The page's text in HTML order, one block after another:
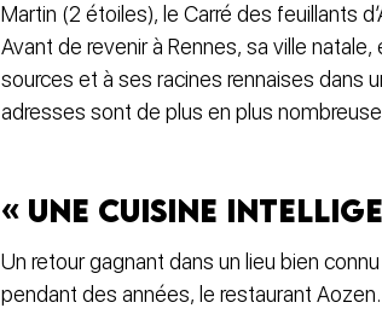
Martin (2 étoiles), le Carré des feuillants
Avant de revenir à Rennes, sa ville
sources et à ses racines rennaises dans
adresses sont de plus en plus
« Une cuisine
Un retour gagnant dans un lieu bien
pendant des années, le restaurant